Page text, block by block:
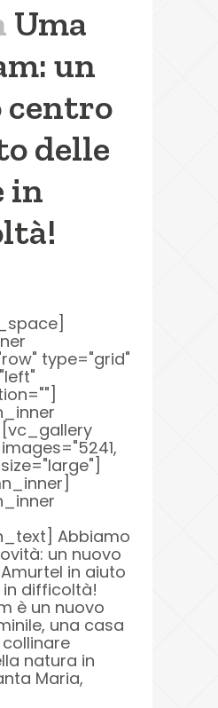
Uma
un
centro
delle
in
type="grid"
Abbiamo
un nuovo
in aiuto
difficoltà!
è un nuovo
una casa
natura in
Maria,